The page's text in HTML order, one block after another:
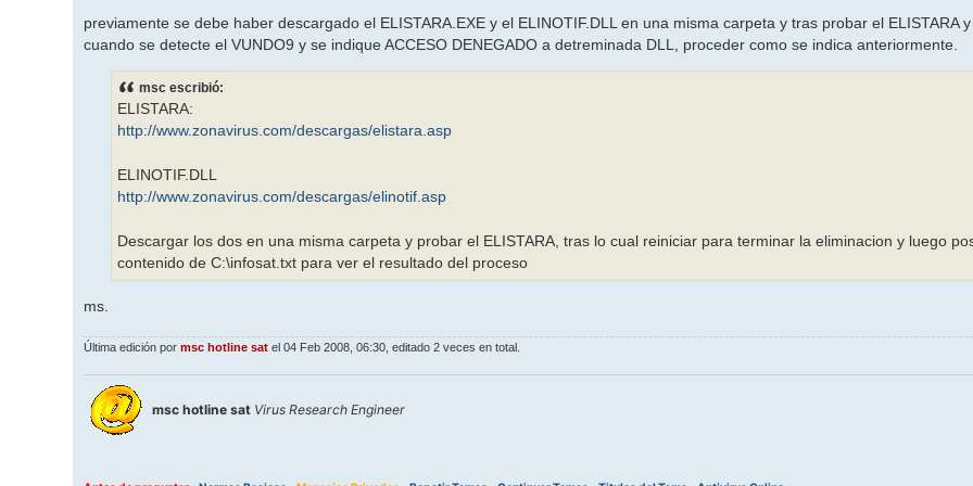
previamente se debe haber descargado el ELISTARA.EXE y el ELINOTIF.DLL en una misma carpeta y tras probar el ELISTARA
cuando se detecte el VUNDO9 y se indique ACCESO DENEGADO a detreminada DLL, proceder como se indica anteriormente.
msc escribió:
ELISTARA:
http://www.zonavirus.com/descargas/elistara.asp
ELINOTIF.DLL
http://www.zonavirus.com/descargas/elinotif.asp
Descargar los dos en una misma carpeta y probar el ELISTARA, tras lo cual reiniciar para terminar la eliminacion y luego
contenido de C:\infosat.txt para ver el resultado del proceso
ms.
Última edición pormsc hotline sat el 04 Feb 2008, 06:30, editado 2 veces en total.
msc hotline sat Virus Research Engineer